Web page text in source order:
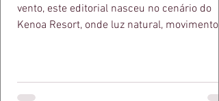
vento, este editorial nasceu no cenário do
Kenoa Resort, onde luz natural, movimento e